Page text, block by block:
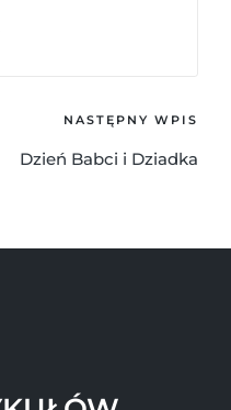
NASTĘPNY WPIS
Dzień Babci i Dziadka